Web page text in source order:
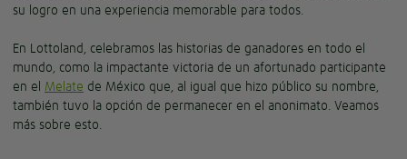
su logro en una experiencia memorable para todos.
En Lottoland, celebramos las historias de ganadores en todo el
mundo, como la impactante victoria de un afortunado participante
en el Melate de México que, al igual que hizo público su nombre,
también tuvo la opción de permanecer en el anonimato. Veamos
más sobre esto.